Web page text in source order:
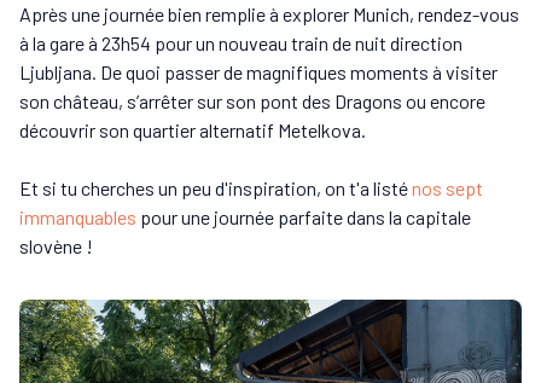
Après une journée bien remplie à explorer Munich, rendez-vous
à la gare à 23h54 pour un nouveau train de nuit direction
Ljubljana. De quoi passer de magnifiques moments à visiter
son château, s’arrêter sur son pont des Dragons ou encore
découvrir son quartier alternatif Metelkova.
Et si tu cherches un peu d'inspiration, on t'a listénos sept
immanquables pour une journée parfaite dans la capitale
slovène !